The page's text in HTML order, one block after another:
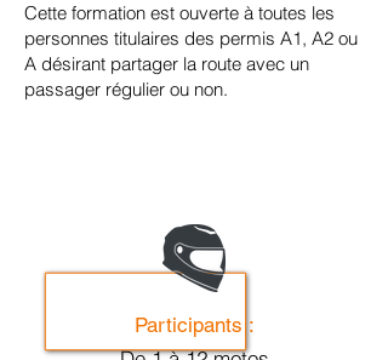
Cette formation est ouverte à toutes les
personnes titulaires des permis A1, A2 ou
A désirant partager la route avec un
passager régulier ou non.
Participants :